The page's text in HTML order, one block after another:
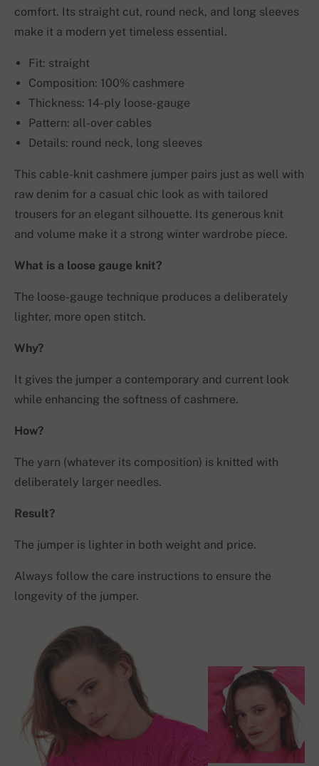
comfort. Its straight cut, round neck, and long sleeves
make it a modern yet timeless essential.
Fit: straight
Composition: 100% cashmere
Thickness: 14-ply loose-gauge
Pattern: all-over cables
Details: round neck, long sleeves
This cable-knit cashmere jumper pairs just as well with
raw denim for a casual chic look as with tailored
trousers for an elegant silhouette. Its generous knit
and volume make it a strong winter wardrobe piece.
What is a loose gauge knit?
The loose-gauge technique produces a deliberately
lighter, more open stitch.
Why?
It gives the jumper a contemporary and current look
while enhancing the softness of cashmere.
How?
The yarn (whatever its composition) is knitted with
deliberately larger needles.
Result?
The jumper is lighter in both weight and price.
Always follow the care instructions to ensure the
longevity of the jumper.